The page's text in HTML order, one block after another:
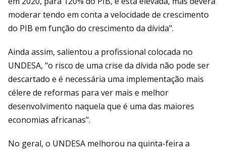
moderar tendo em conta a velocidade de crescimento
do PIB em função do crescimento da dívida".
Ainda assim, salientou a profissional colocada no
UNDESA, "o risco de uma crise da dívida não pode ser
descartado e é necessária uma implementação mais
célere de reformas para ver mais e melhor
desenvolvimento naquela que é uma das maiores
economias africanas".
No geral, o UNDESA melhorou na quinta-feira a